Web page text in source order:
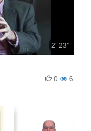
2' 23''
6
0